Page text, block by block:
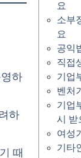
하
하
때
요
소부
요
공익
직접
기업
벤처
기업
시 받
여성
기타